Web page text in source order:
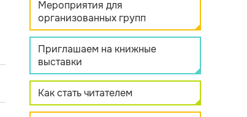
Мероприятия для
организованных групп
Приглашаем на книжные
выставки
Как стать читателем